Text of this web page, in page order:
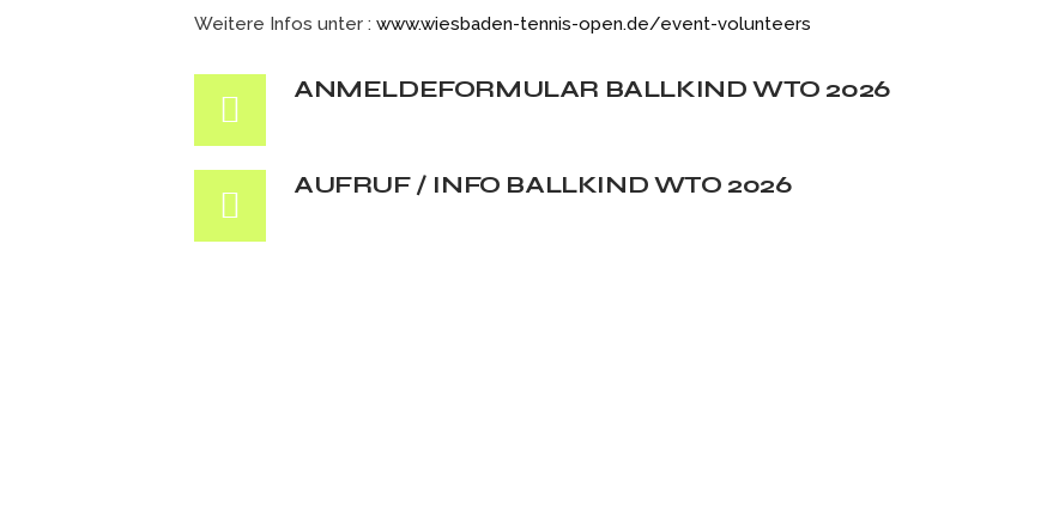
Weitere Infos unter : www.wiesbaden-tennis-open.de/event-volunteers
ANMELDEFORMULAR BALLKIND WTO 2026
AUFRUF / INFO BALLKIND WTO 2026